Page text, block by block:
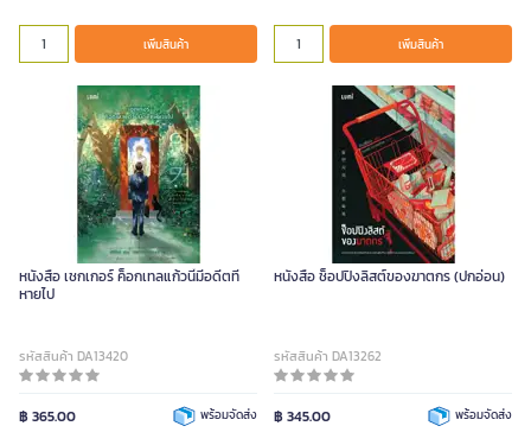
เพิ่มสินค้า เพิ่มสินค้า
หนังสือ เชกเกอร์ ค็อกเทลแก้วนี้มีอดีตที่
หายไป
รหัสสินค้า DA13420
฿ 365.00 พร้อมจัดส่ง
หนังสือ ช็อปปิงลิสต์ของฆาตกร (ปกอ่อน)
รหัสสินค้า DA13262
฿ 345.00 พร้อมจัดส่ง